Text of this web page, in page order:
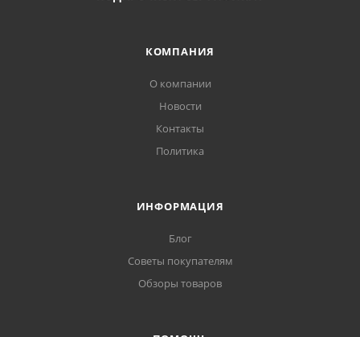
КОМПАНИЯ
О компании
Новости
Контакты
Политика
ИНФОРМАЦИЯ
Блог
Советы покупателям
Обзоры товаров